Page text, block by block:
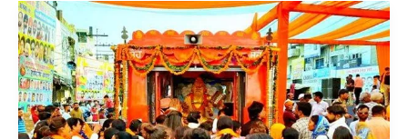
जालंधर
में
वाल्मीकि
जयंती
को
लेकर